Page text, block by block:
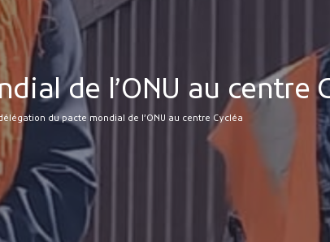
Projets financés
de l’ONU au centre
du pacte mondial de l’ONU au centre Cycléa